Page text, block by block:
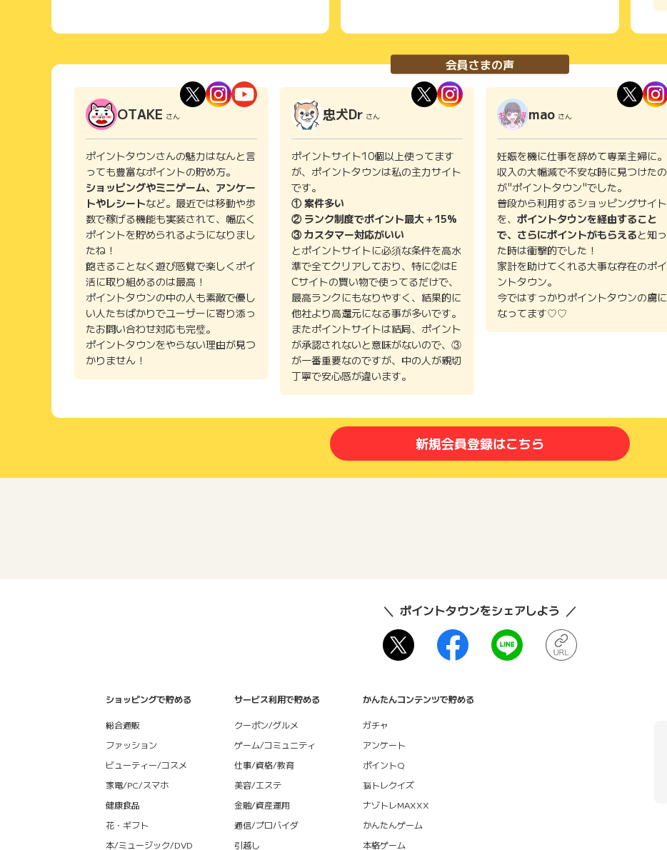
会員さまの声
OTAKE さん
ポイントタウンさんの魅力はなんと言
っても豊富なポイントの貯め方。
ショッピングやミニゲーム、アンケー
トやレシートなど。最近では移動や歩
数で稼げる機能も実装されて、幅広く
ポイントを貯められるようになりまし
たね！
飽きることなく遊び感覚で楽しくポイ
活に取り組めるのは最高！
ポイントタウンの中の人も素敵で優し
い人たちばかりでユーザーに寄り添っ
たお問い合わせ対応も完璧。
ポイントタウンをやらない理由が見つ
かりません！
忠犬Dr さん
ポイントサイト10個以上使ってます
が、ポイントタウンは私の主力サイト
です。
① 案件多い
② ランク制度でポイント最大＋15%
③ カスタマー対応がいい
とポイントサイトに必須な条件を高水
準で全てクリアしており、特に②はE
Cサイトの買い物で使ってるだけで、
最高ランクにもなりやすく、結果的に
他社より高還元になる事が多いです。
またポイントサイトは結局、ポイント
が承認されないと意味がないので、③
が一番重要なのですが、中の人が親切
丁寧で安心感が違います。
mao さん
妊娠を機に仕事を辞めて専業主婦に。
収入の大幅減で不安な時に見つけたの
が"ポイントタウン"でした。
普段から利用するショッピングサイト
を、 ポイントタウンを経由すること
で、さらにポイントがもらえると知っ
た時は衝撃的でした！
家計を助けてくれる大事な存在のポイ
ントタウン。
今ではすっかりポイントタウンの虜に
なってます♡♡
新規会員登録はこちら
ポイントタウンをシェアしよう
ショッピングで貯める
総合通販
ファッション
ビューティー/コスメ
家電/PC/スマホ
健康食品
花・ギフト
本/ミュージック/DVD
サービス利用で貯める
クーポン/グルメ
ゲーム/コミュニティ
仕事/資格/教育
美容/エステ
金融/資産運用
通信/プロバイダ
引越し
かんたんコンテンツで貯める
ガチャ
アンケート
ポイントQ
脳トレクイズ
ナゾトレMAXXX
かんたんゲーム
本格ゲーム